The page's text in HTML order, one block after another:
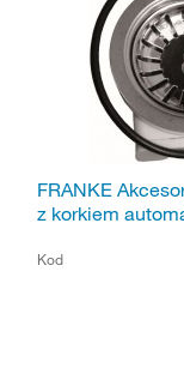
FRANKE
z korkiem
Kod